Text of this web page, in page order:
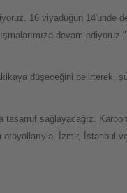
16 viyadüğün 14'ünde
devam
düşeceğini belirterek,
sağlayacağız. Karbon
İzmir, İstanbul